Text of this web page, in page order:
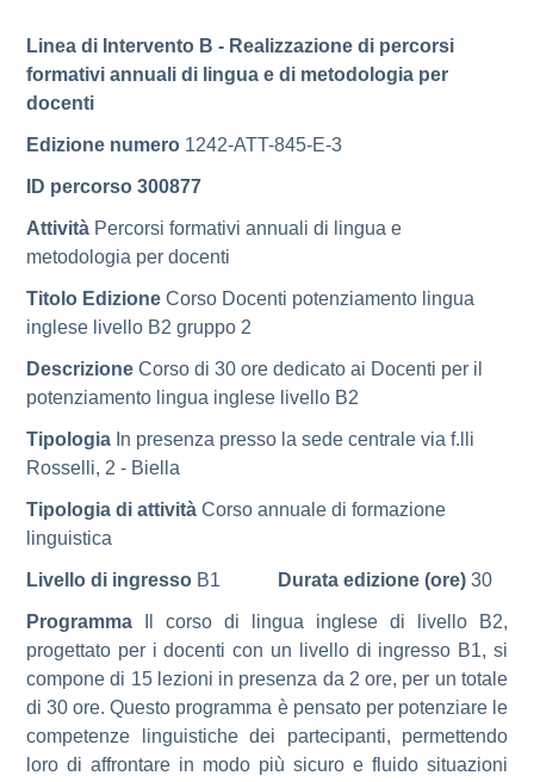
Linea di Intervento B - Realizzazione di percorsi
formativi annuali di lingua e di metodologia per
docenti
Edizione numero 1242-ATT-845-E-3
ID percorso 300877
Attività Percorsi formativi annuali di lingua e
metodologia per docenti
Titolo Edizione Corso Docenti potenziamento lingua
inglese livello B2 gruppo 2
Descrizione Corso di 30 ore dedicato ai Docenti per il
potenziamento lingua inglese livello B2
Tipologia In presenza presso la sede centrale via f.lli
Rosselli, 2 - Biella
Tipologia di attività Corso annuale di formazione
linguistica
Livello di ingresso B1 Durata edizione (ore) 30
Programma Il corso di lingua inglese di livello B2,
progettato per i docenti con un livello di ingresso B1, si
compone di 15 lezioni in presenza da 2 ore, per un totale
di 30 ore. Questo programma è pensato per potenziare le
competenze linguistiche dei partecipanti, permettendo
loro di affrontare in modo più sicuro e fluido situazioni